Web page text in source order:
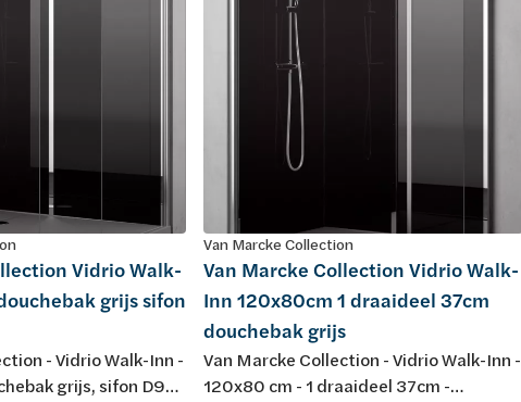
Vidrio Walk-
grijs sifon
- Vidrio Walk-Inn -
grijs, sifon D90,
Van Marcke Collection
Van Marcke Collection Vidrio Walk-
Inn 120x80cm 1 draaideel 37cm
douchebak grijs
Van Marcke Collection - Vidrio Walk-Inn -
120x80 cm - 1 draaideel 37cm -